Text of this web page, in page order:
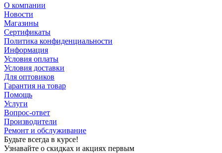
О компании
Новости
Магазины
Сертификаты
Политика конфиденциальности
Информация
Условия оплаты
Условия доставки
Для оптовиков
Гарантия на товар
Помощь
Услуги
Вопрос-ответ
Производители
Ремонт и обслуживание
Будьте всегда в курсе!
Узнавайте о скидках и акциях первым